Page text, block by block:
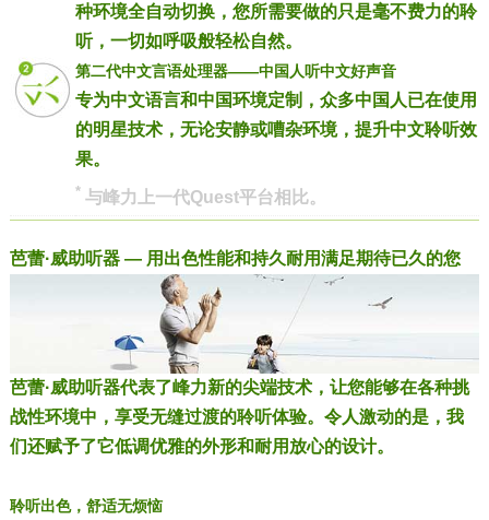
种环境全自动切换，您所需要做的只是毫不费力的聆
听，一切如呼吸般轻松自然。
第二代中文言语处理器——中国人听中文好声音
专为中文语言和中国环境定制，众多中国人已在使用
的明星技术，无论安静或嘈杂环境，提升中文聆听效
果。
* 与峰力上一代Quest平台相比。
芭蕾·威助听器 — 用出色性能和持久耐用满足期待已久的您
芭蕾·威助听器代表了峰力新的尖端技术，让您能够在各种挑
战性环境中，享受无缝过渡的聆听体验。令人激动的是，我
们还赋予了它低调优雅的外形和耐用放心的设计。
聆听出色，舒适无烦恼